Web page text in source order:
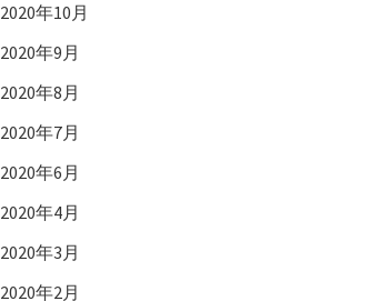
2020年10月
2020年9月
2020年8月
2020年7月
2020年6月
2020年4月
2020年3月
2020年2月